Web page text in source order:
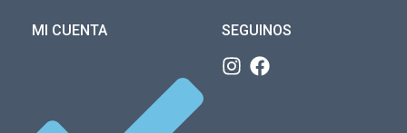
MI CUENTA SEGUINOS